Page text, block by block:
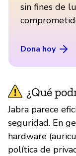
sin fines de
Dona hoy
¿Qué
Jabra parece
seguridad. En
hardware
política de